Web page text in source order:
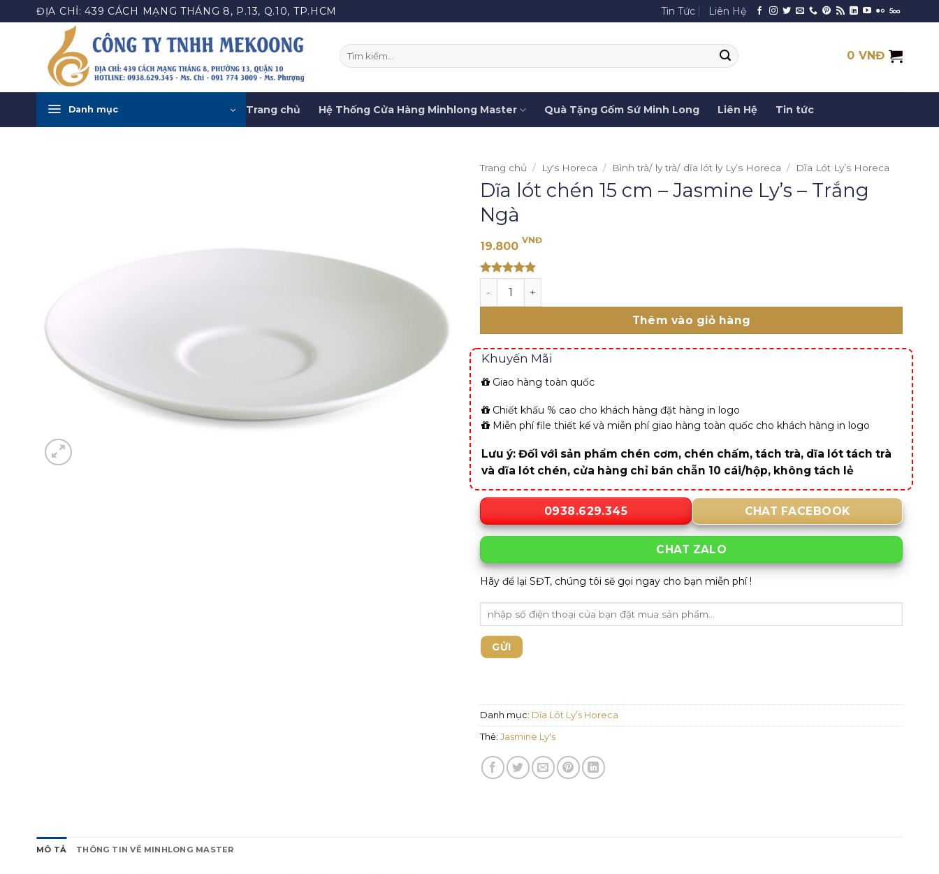
qua
ĐỊA CHỈ: 439 CÁCH MẠNG THÁNG 8, P.13, Q.10, TP.HCM Tin Tức Liên Hệ
Tìm
kiếm:
0 VNĐ
Danh mục Trang chủ Hệ Thống Cửa Hàng Minhlong Master Quà Tặng Gốm Sứ Minh Long Liên Hệ Tin tức
Trang chủ / Ly's Horeca / Bình trà/ ly trà/ dĩa lót ly Ly’s Horeca / Dĩa Lót Ly’s Horeca
Dĩa lót chén 15 cm – Jasmine Ly’s – Trắng
Ngà
19.800 VNĐ
out of 5
Dĩa lót chén 15 cm - Jasmine Ly's - Trắng Ngà số lượng
Thêm vào giỏ hàng
Khuyến Mãi
Giao hàng toàn quốc
Chiết khấu % cao cho khách hàng đặt hàng in logo
Miễn phí file thiết kế và miễn phí giao hàng toàn quốc cho khách hàng in logo
Lưu ý: Đối với sản phẩm chén cơm, chén chấm, tách trà, dĩa lót tách trà
và dĩa lót chén, cửa hàng chỉ bán chẵn 10 cái/hộp, không tách lẻ
0938.629.345 CHAT FACEBOOK
CHAT ZALO
Hãy để lại SĐT, chúng tôi sẽ gọi ngay cho bạn miễn phí !
Danh mục: Dĩa Lót Ly’s Horeca
Thẻ: Jasmine Ly's
MÔ TẢ THÔNG TIN VỀ MINHLONG MASTER